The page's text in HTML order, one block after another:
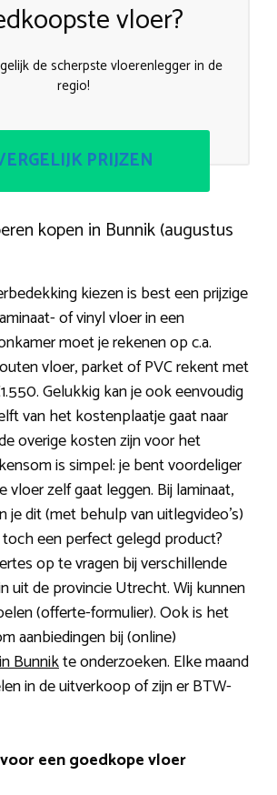
vloer?
de scherpste vloerenlegger in de
regio!
PRIJZEN
kopen in Bunnik (augustus
kiezen is best een prijzige
of vinyl vloer in een
moet je rekenen op c.a.
vloer, parket of PVC rekent met
Gelukkig kan je ook eenvoudig
van het kostenplaatje gaat naar
overige kosten zijn voor het
is simpel: je bent voordeliger
vloer zelf gaat leggen. Bij laminaat,
je dit (met behulp van uitlegvideo’s)
een perfect gelegd product?
op te vragen bij verschillende
uit de provincie Utrecht. Wij kunnen
(offerte-formulier). Ook is het
aanbiedingen bij (online)
Bunnikte onderzoeken. Elke maand
in de uitverkoop of zijn er BTW-
een goedkope vloer